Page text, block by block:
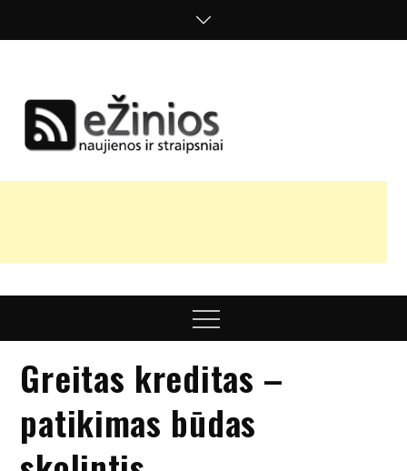
nuomonės
Menu
Greitas kreditas –
patikimas būdas